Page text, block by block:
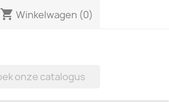
shopping_cart Winkelwagen (0)